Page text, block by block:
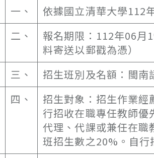
一、
依據國立清華大學112
二、
報名期限：112年06月
料寄送以郵戳為憑）
三、
招生班別及名額：閩南
四、
招生對象：招生作業
行招收在職專任教師
代理、代課或兼任在
班招生數之20%。自行